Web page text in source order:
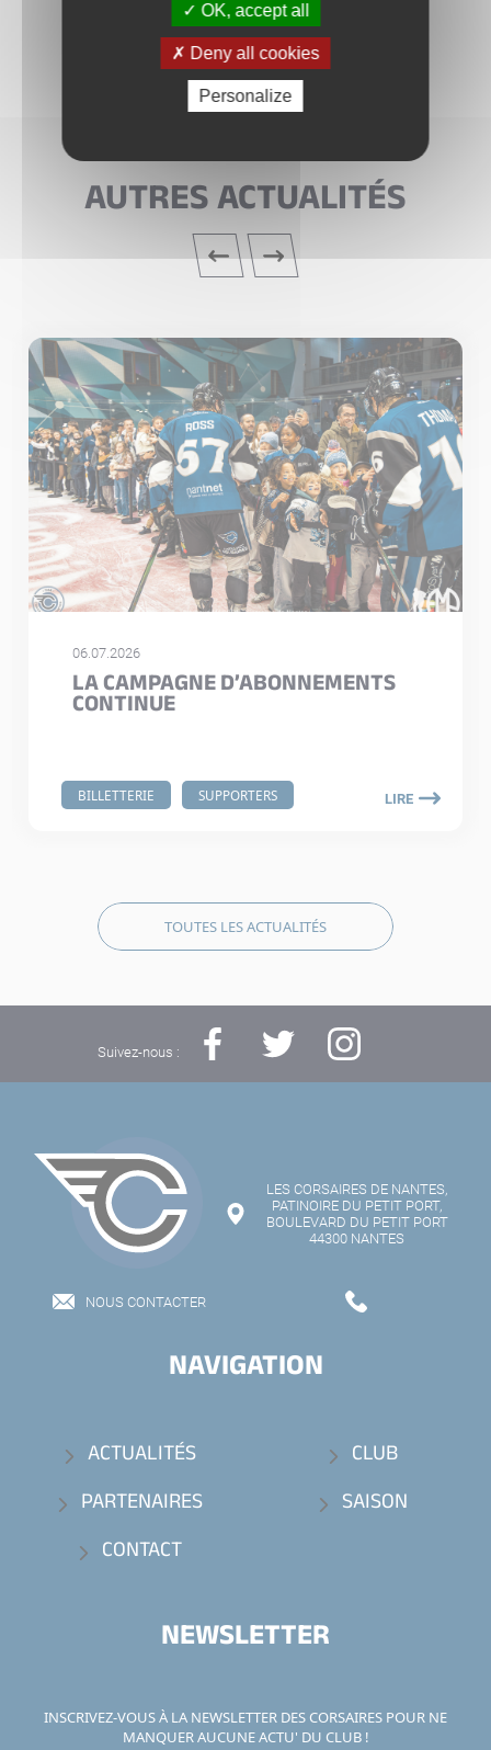
AUTRES ACTUALITÉS
BILLETTERIE SUPPORTERS
06.07.2026
LA CAMPAGNE D’ABONNEMENTS
CONTINUE
LIRE
TOUTES LES ACTUALITÉS
Suivez-nous :
LES CORSAIRES DE NANTES,
PATINOIRE DU PETIT PORT,
BOULEVARD DU PETIT PORT
44300 NANTES
NOUS CONTACTER
NAVIGATION
ACTUALITÉS
CLUB
PARTENAIRES
SAISON
CONTACT
NEWSLETTER
INSCRIVEZ-VOUS À LA NEWSLETTER DES CORSAIRES POUR NE
MANQUER AUCUNE ACTU' DU CLUB !
OK, accept all
Deny all cookies
Personalize